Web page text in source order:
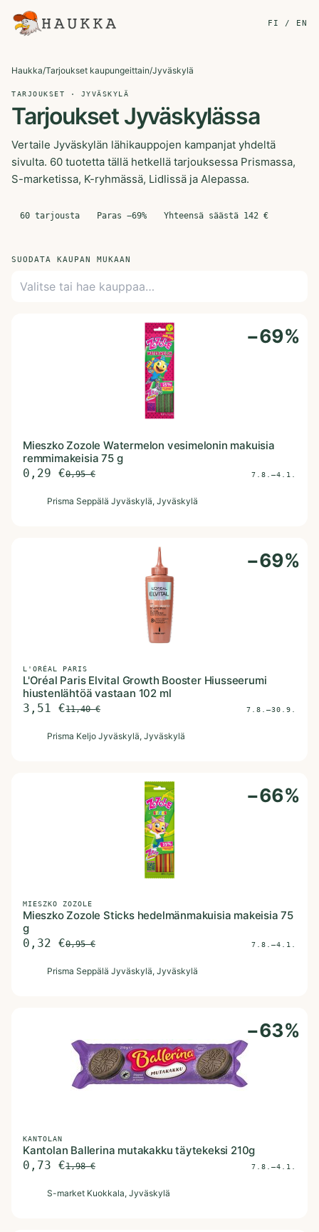
FI / EN
Haukka/Tarjoukset kaupungeittain/Jyväskylä
TARJOUKSET · JYVÄSKYLÄ
Tarjoukset Jyväskylässa
Vertaile Jyväskylän lähikauppojen kampanjat yhdeltä
sivulta. 60 tuotetta tällä hetkellä tarjouksessa Prismassa,
S-marketissa, K-ryhmässä, Lidlissä ja Alepassa.
60 tarjousta Paras −69% Yhteensä säästä 142 €
SUODATA KAUPAN MUKAAN
−69%
Mieszko Zozole Watermelon vesimelonin makuisia
remmimakeisia 75 g
0,29 €0,95€ 7.8.–4.1.
Prisma Seppälä Jyväskylä, Jyväskylä
−69%
L'ORÉAL PARIS
L'Oréal Paris Elvital Growth Booster Hiusseerumi
hiustenlähtöä vastaan 102 ml
3,51 €11,40€ 7.8.–30.9.
Prisma Keljo Jyväskylä, Jyväskylä
−66%
MIESZKO ZOZOLE
Mieszko Zozole Sticks hedelmänmakuisia makeisia 75
g
0,32 €0,95€ 7.8.–4.1.
Prisma Seppälä Jyväskylä, Jyväskylä
−63%
KANTOLAN
Kantolan Ballerina mutakakku täytekeksi 210g
0,73 €1,98€ 7.8.–4.1.
S-market Kuokkala, Jyväskylä